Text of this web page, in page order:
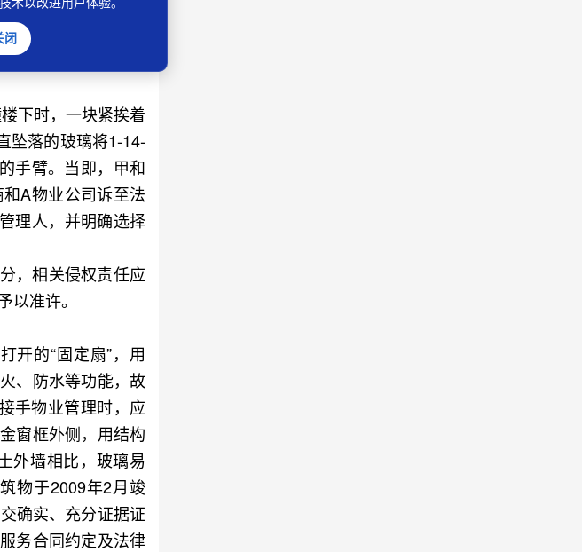
下时，一块紧挨着
坠落的玻璃将1-14-
手臂。当即，甲和
A物业公司诉至法
理人，并明确选择
，相关侵权责任应
准许。
的“固定扇”，用
、防水等功能，故
手物业管理时，应
窗框外侧，用结构
外墙相比，玻璃易
物于2009年2月竣
确实、充分证据证
务合同约定及法律
闭